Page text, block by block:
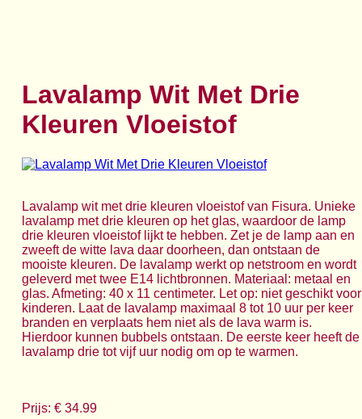
Lavalamp Wit Met Drie
Kleuren Vloeistof
Lavalamp wit met drie kleuren vloeistof van Fisura. Unieke
lavalamp met drie kleuren op het glas, waardoor de lamp
drie kleuren vloeistof lijkt te hebben. Zet je de lamp aan en
zweeft de witte lava daar doorheen, dan ontstaan de
mooiste kleuren. De lavalamp werkt op netstroom en wordt
geleverd met twee E14 lichtbronnen. Materiaal: metaal en
glas. Afmeting: 40 x 11 centimeter. Let op: niet geschikt voor
kinderen. Laat de lavalamp maximaal 8 tot 10 uur per keer
branden en verplaats hem niet als de lava warm is.
Hierdoor kunnen bubbels ontstaan. De eerste keer heeft de
lavalamp drie tot vijf uur nodig om op te warmen.
Prijs: € 34.99